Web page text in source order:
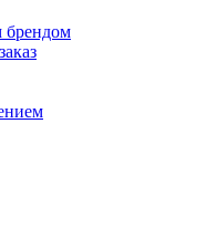
брендом